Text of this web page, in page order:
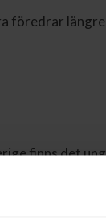
föredrar längre
finns det